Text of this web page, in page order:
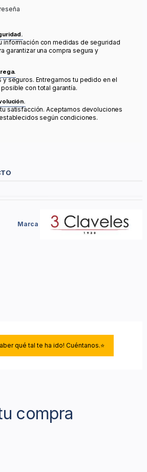
información con medidas de seguridad
garantizar una compra segura y
y seguros. Entregamos tu pedido en el
con total garantía.
satisfacción. Aceptamos devoluciones
según condiciones.
Marca
qué tal te ha ido! Cuéntanos.⭐
compra